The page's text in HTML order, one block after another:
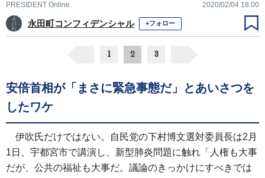
PRESIDENT Online 2020/02/04 18:00
永田町コンフィデンシャル +フォロー
1 2 3
安倍首相が「まさに緊急事態だ」とあいさつを
したワケ
伊吹氏だけではない。自民党の下村博文選対委員長は2月
1日、宇都宮市で講演し、新型肺炎問題に触れ「人権も大事
だが、公共の福祉も大事だ。議論のきっかけにすべきでは